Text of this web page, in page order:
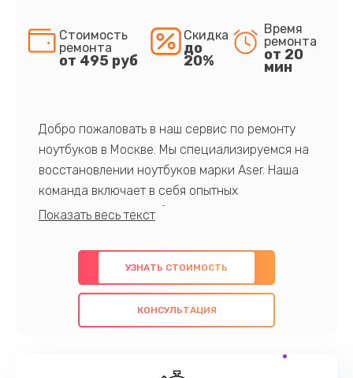
Стоимость
ремонта
от 495 руб
Скидка
до
20%
Время
ремонта
от 20
мин
Добро пожаловать в наш сервис по ремонту
ноутбуков в Москве. Мы специализируемся на
восстановлении ноутбуков марки Aser. Наша
команда включает в себя опытных
профессионалов с обширными знаниями и
предлагаем быстрый и качественный ремонт с
использованием оригинальных компонентов, а
также гарантируем качество всех
проведенных работ. Наша цель - предоставить
обслуживание, удовлетворяя их потребности
УЗНАТЬ СТОИМОСТЬ
КОНСУЛЬТАЦИЯ